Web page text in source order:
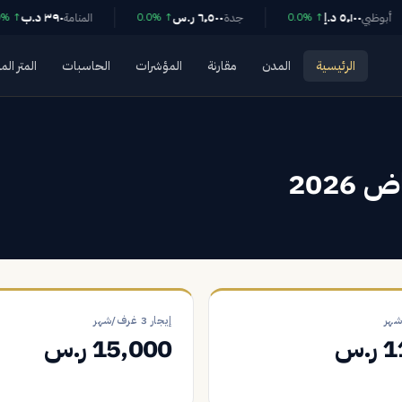
أبوظبي٥٬١٠٠ د.إ ↑ 0.0% جدة٦٬٥٠٠ ر.س ↑ 0.0% المنامة٣٩٠ د.ب ↑ 0.0%
الرئيسية المدن مقارنة المؤشرات الحاسبات المتر
إيجار 3 غرف/شهر
15,000 ر.س